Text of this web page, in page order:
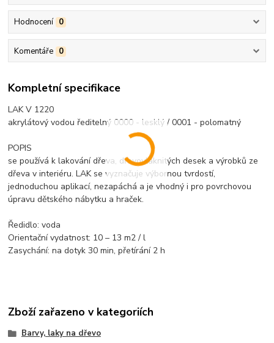
Hodnocení 0
Komentáře 0
Kompletní specifikace
LAK V 1220
akrylátový vodou ředitelný 0000 - lesklý / 0001 - polomatný
POPIS
se používá k lakování dřeva, dřevovláknitých desek a výrobků ze
dřeva v interiéru. LAK se vyznačuje výbornou tvrdostí,
jednoduchou aplikací, nezapáchá a je vhodný i pro povrchovou
úpravu dětského nábytku a hraček.
Ředidlo: voda
Orientační vydatnost: 10 – 13 m2 / l
Zasychání: na dotyk 30 min, přetírání 2 h
Zboží zařazeno v kategoriích
Barvy, laky na dřevo